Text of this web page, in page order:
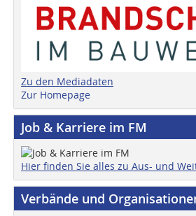
Zu den Mediadaten
Zur Homepage
Job & Karriere im FM
Hier finden Sie alles zu Aus- und
Verbände und